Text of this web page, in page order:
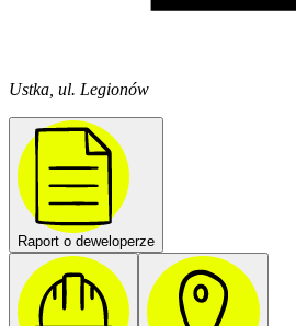
Ustka, ul. Legionów
Raport o deweloperze